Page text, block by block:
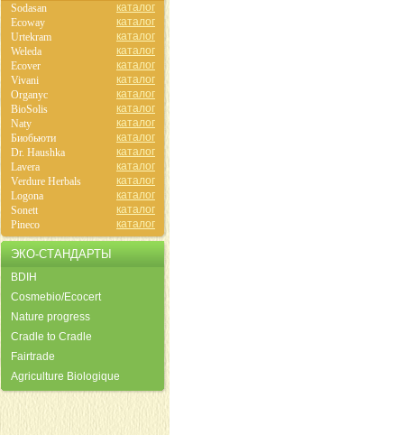
Sodasan
каталог
Ecoway
каталог
Urtekram
каталог
Weleda
каталог
Ecover
каталог
Vivani
каталог
Organyc
каталог
BioSolis
каталог
Naty
каталог
Биобьюти
каталог
Dr. Haushka
каталог
Lavera
каталог
Verdure Herbals
каталог
Logona
каталог
Sonett
каталог
Pineco
каталог
ЭКО-СТАНДАРТЫ
BDIH
Cosmebio/Ecocert
Nature progress
Cradle to Cradle
Fairtrade
Agriculture Biologique